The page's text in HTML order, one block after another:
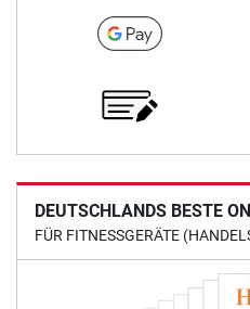
DEUTSCHLANDS BESTE
FÜR FITNESSGERÄTE